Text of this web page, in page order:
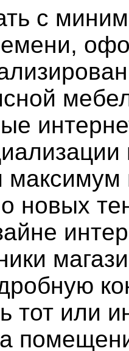
с
новых
тот или